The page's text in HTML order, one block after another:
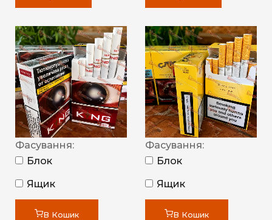
Фасування:
Блок
Ящик
В Кошик
Фасування:
Блок
Ящик
В Кошик